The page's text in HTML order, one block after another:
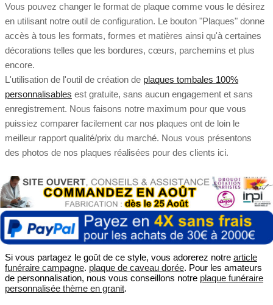
Vous pouvez changer le format de plaque comme vous le désirez
en utilisant notre outil de configuration. Le bouton "Plaques" donne
accès à tous les formats, formes et matières ainsi qu'à certaines
décorations telles que les bordures, cœurs, parchemins et plus
encore.
L'utilisation de l'outil de création de plaques tombales 100%
personnalisables est gratuite, sans aucun engagement et sans
enregistrement. Nous faisons notre maximum pour que vous
puissiez comparer facilement car nos plaques ont de loin le
meilleur rapport qualité/prix du marché. Nous vous présentons
des photos de nos plaques réalisées pour des clients ici.
Si vous partagez le goût de ce style, vous adorerez notre article
funéraire campagne. plaque de caveau dorée. Pour les amateurs
de personnalisation, nous vous conseillons notre plaque funéraire
personnalisée thème en granit.